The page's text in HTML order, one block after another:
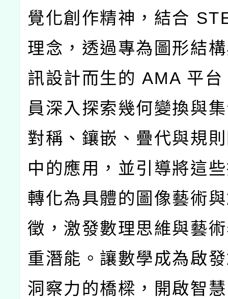
覺化創作精神，結合
理念，透過專為圖形結
訊設計而生的 AMA 平台
員深入探索幾何變換與
對稱、鑲嵌、疊代與規
中的應用，並引導將這
轉化為具體的圖像藝術
徵，激發數理思維與藝
重潛能。讓數學成為啟
洞察力的橋樑，開啟智